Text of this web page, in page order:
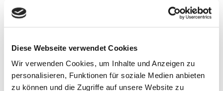
Diese Webseite verwendet Cookies
Wir verwenden Cookies, um Inhalte und Anzeigen zu
personalisieren, Funktionen für soziale Medien anbieten
zu können und die Zugriffe auf unsere Website zu
Zornheim
Kreuznach
kaufen Bad Kreuznach
Immobilie Bad Kreuznach
Immobilien Bad Kreuznach
Hauskauf Bad Kreuznach
Immobilienkauf Bad Kreuznach
Einfamilienhaus Bad
Kreuznach
Einfamilienhäuser Bad Kreuznach